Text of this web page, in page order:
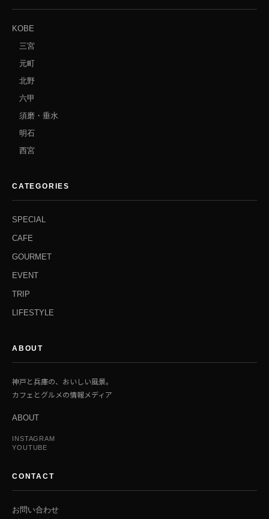
KOBE
三宮
元町
北野
六甲
須磨・垂水
明石
西宮
CATEGORIES
SPECIAL
CAFE
GOURMET
EVENT
TRIP
LIFESTYLE
ABOUT
神戸と兵庫の、おいしい風景。
カフェとグルメの情報メディア
ABOUT
INSTAGRAM
YOUTUBE
CONTACT
お問い合わせ